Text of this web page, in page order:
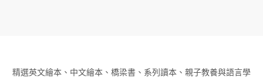
精選英文繪本、中文繪本、橋梁書、系列讀本、親子教養與語言學